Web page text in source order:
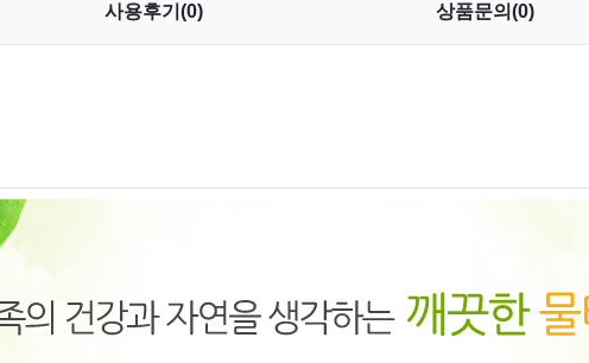
사용후기(0) 상품문의(0)